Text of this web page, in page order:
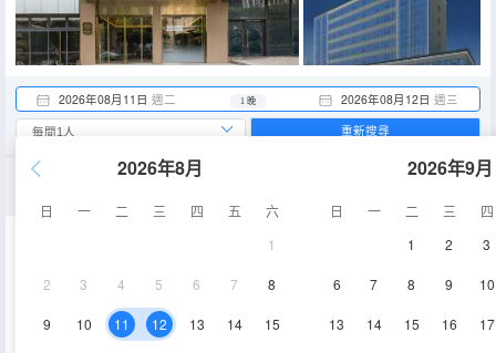
2026年08月11日 週二 2026年08月12日 週三
1 晚
2026年8月
日 一 二 三 四 五
六
1
2 3 4 5 6 7 8
9 10 11 12 13 14 15
2026年9月
日 一 二 三
四
1
2 3
6 7 8 9 10
13 14 15 16 17
重新搜尋
28-30㎡ 空調